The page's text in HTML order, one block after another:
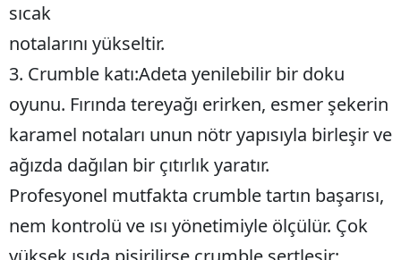
sıcak
notalarını yükseltir.
3. Crumble katı:Adeta yenilebilir bir doku
oyunu. Fırında tereyağı erirken, esmer şekerin
karamel notaları unun nötr yapısıyla birleşir ve
ağızda dağılan bir çıtırlık yaratır.
Profesyonel mutfakta crumble tartın başarısı,
nem kontrolü ve ısı yönetimiyle ölçülür. Çok